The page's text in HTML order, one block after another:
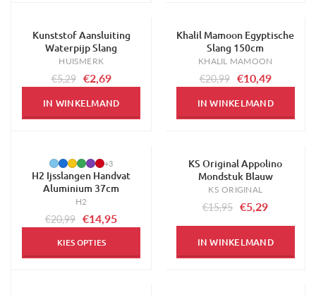
-49%
Kunststof Aansluiting
Waterpijp Slang
HUISMERK
€5,29 €2,69
IN WINKELMAND
-50%
Khalil Mamoon Egyptische
Slang 150cm
KHALIL MAMOON
€20,99 €10,49
IN WINKELMAND
+3
H2 Ijsslangen Handvat
Aluminium 37cm
H2
€20,99 €14,95
KIES OPTIES
-67%
KS Original Appolino
Mondstuk Blauw
KS ORIGINAL
€15,95 €5,29
IN WINKELMAND